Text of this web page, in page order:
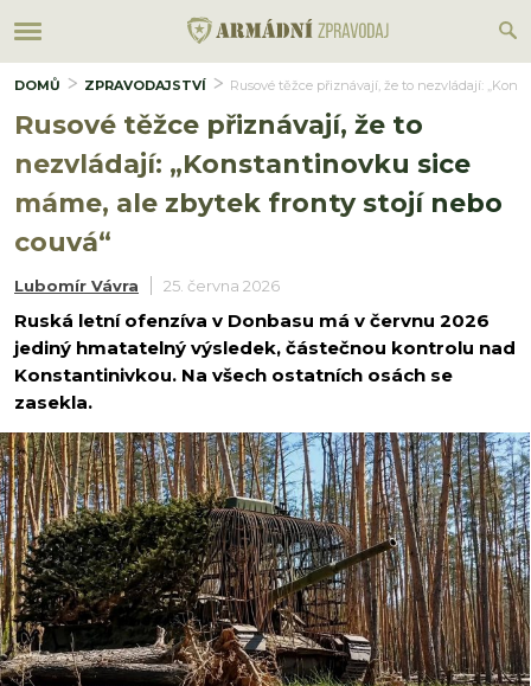
DOMŮ ZPRAVODAJSTVÍ Rusové těžce přiznávají, že to nezvládají:
Rusové těžce přiznávají, že to
nezvládají: „Konstantinovku sice
máme, ale zbytek fronty stojí nebo
couvá“
Lubomír Vávra 25. června 2026
Ruská letní ofenzíva v Donbasu má v červnu 2026
jediný hmatatelný výsledek, částečnou kontrolu nad
Konstantinivkou. Na všech ostatních osách se
zasekla.